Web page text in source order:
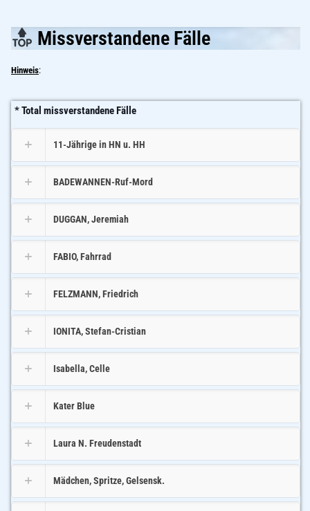
Missverstandene Fälle
Hinweis:
* Total missverstandene Fälle
11-Jährige in HN u. HH
BADEWANNEN-Ruf-Mord
DUGGAN, Jeremiah
FABIO, Fahrrad
FELZMANN, Friedrich
IONITA, Stefan-Cristian
Isabella, Celle
Kater Blue
Laura N. Freudenstadt
Mädchen, Spritze, Gelsensk.